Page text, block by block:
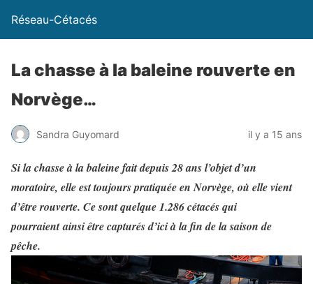
Réseau-Cétacés
La chasse à la baleine rouverte en
Norvège…
Sandra Guyomard il y a 15 ans
Si la chasse à la baleine fait depuis 28 ans l’objet d’un
moratoire, elle est toujours pratiquée en Norvège, où elle vient
d’être rouverte. Ce sont quelque 1.286 cétacés qui
pourraient ainsi être capturés d’ici à la fin de la saison de
pêche.